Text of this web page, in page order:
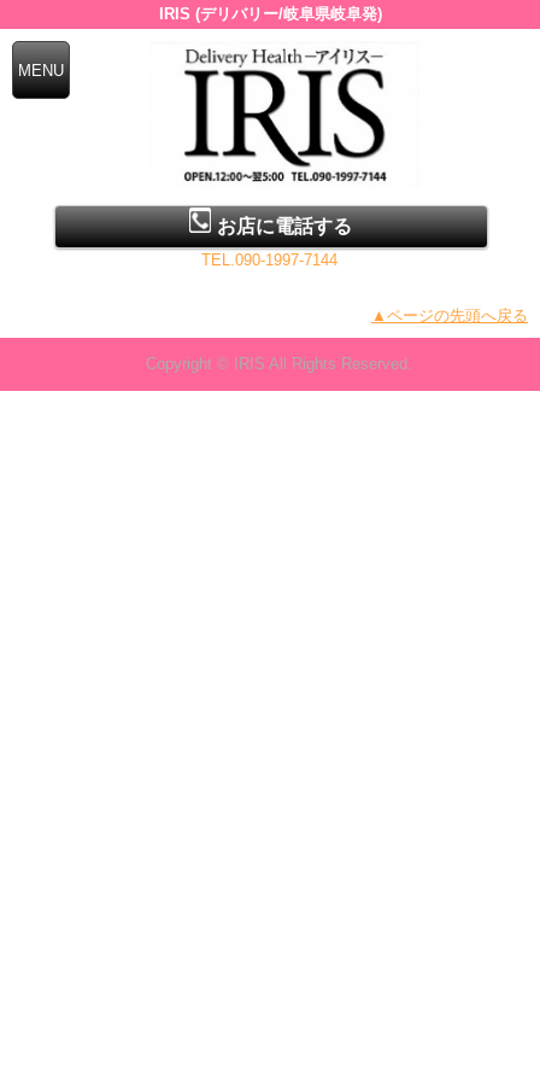
IRIS (デリバリー/岐阜県岐阜発)
お店に電話する
TEL.090-1997-7144
▲ページの先頭へ戻る
Copyright © IRIS All Rights Reserved.